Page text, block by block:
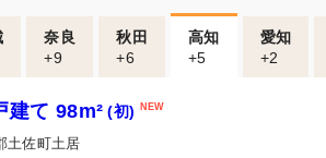
奈良
+9
秋田
+6
高知
+5
愛知
+2
建て 98m² (初)
土佐町土居